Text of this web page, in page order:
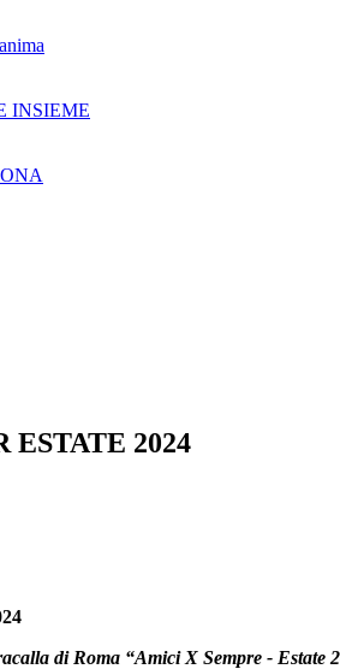
INSIEME
2024
di Roma “Amici X Sempre -